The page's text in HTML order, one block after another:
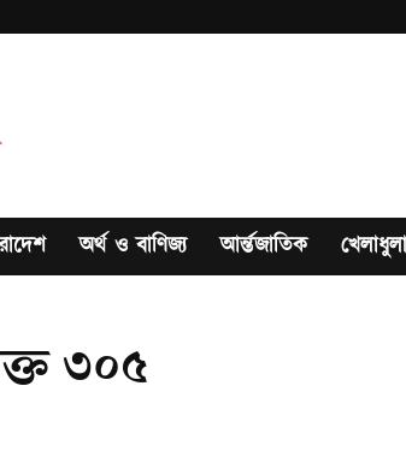
অর্থ ও বাণিজ্য আর্ন্তজাতিক খেলাধুলা
৩০৫